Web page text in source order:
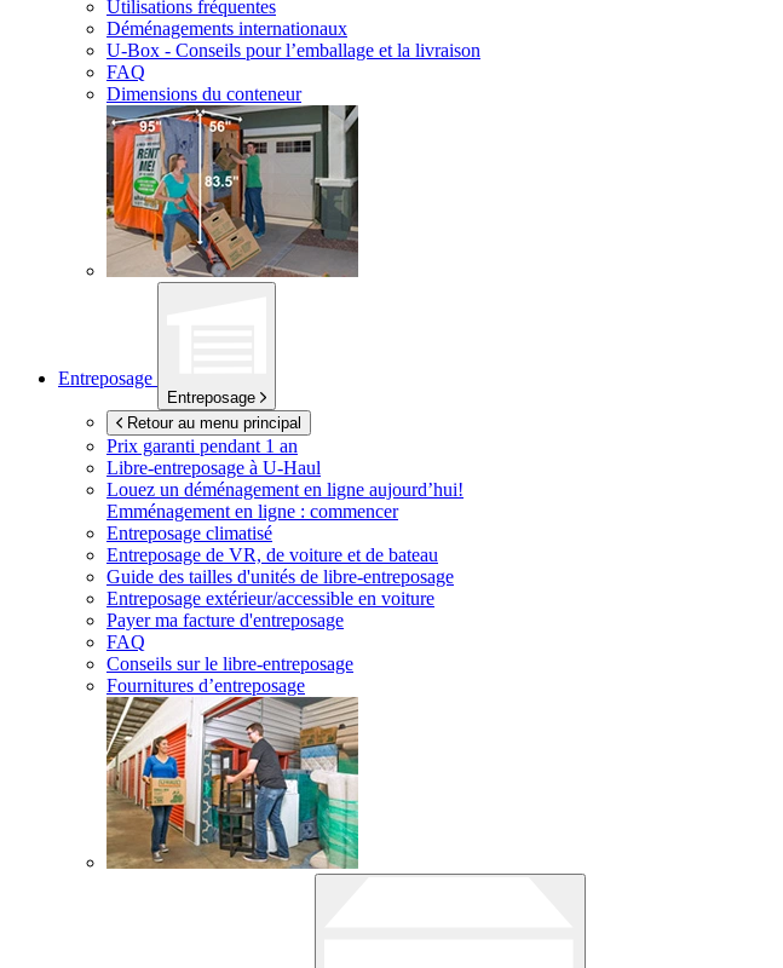
Utilisations fréquentes
Déménagements internationaux
U-Box - Conseils pour l’emballage et la livraison
FAQ
Dimensions du conteneur
Entreposage
Entreposage
Retour au menu principal
Prix garanti pendant 1 an
Libre-entreposage à U-Haul
Louez un déménagement en ligne aujourd’hui!
Emménagement en ligne : commencer
Entreposage climatisé
Entreposage de VR, de voiture et de bateau
Guide des tailles d'unités de libre-entreposage
Entreposage extérieur/accessible en voiture
Payer ma facture d'entreposage
FAQ
Conseils sur le libre-entreposage
Fournitures d’entreposage